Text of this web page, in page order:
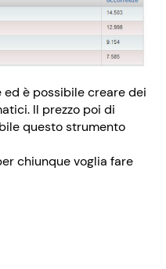
è possibile creare dei
Il prezzo poi di
questo strumento
chiunque voglia fare